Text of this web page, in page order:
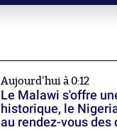
Aujourd'hui à 0:12
Le Malawi s'offre
historique, le
au rendez-vous des